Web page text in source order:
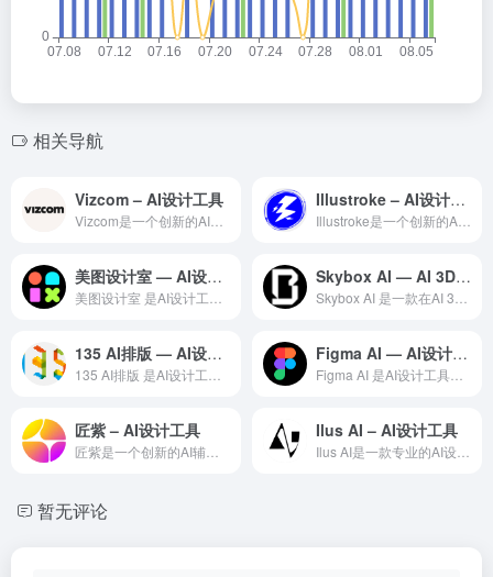
相关导航
Vizcom – AI设计工具 Illustroke – AI设计工具
美图设计室 — AI设计工具领域的专业 AI 工具 Skybox AI — AI 3D领域的专业 AI 工具
135 AI排版 — AI设计工具领域的专业 AI 工具 Figma AI — AI设计工具领域的专业 AI 工具
匠紫 – AI设计工具 Ilus AI – AI设计工具
暂无评论